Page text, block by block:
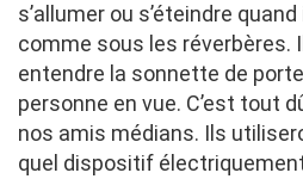
s’allumer ou s’éteindre
comme sous les réverbères.
entendre la sonnette de
personne en vue. C’est tout
nos amis médians. Ils
quel dispositif